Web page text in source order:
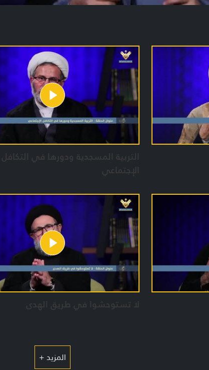
التربية المسجدية ودورها في التكافل
الإجتماعي
لا تستوحشوا في طريق الهدى
المزيد +